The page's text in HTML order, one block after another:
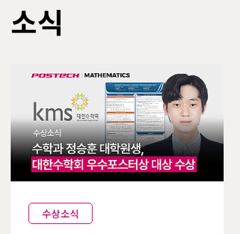
소식
수상소식